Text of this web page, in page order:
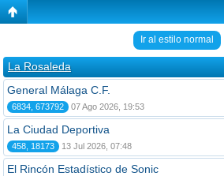
Ir al estilo normal
La Rosaleda
General Málaga C.F.
6834, 673792 07 Ago 2026, 19:53
La Ciudad Deportiva
458, 18173 13 Jul 2026, 07:48
El Rincón Estadístico de Sonic